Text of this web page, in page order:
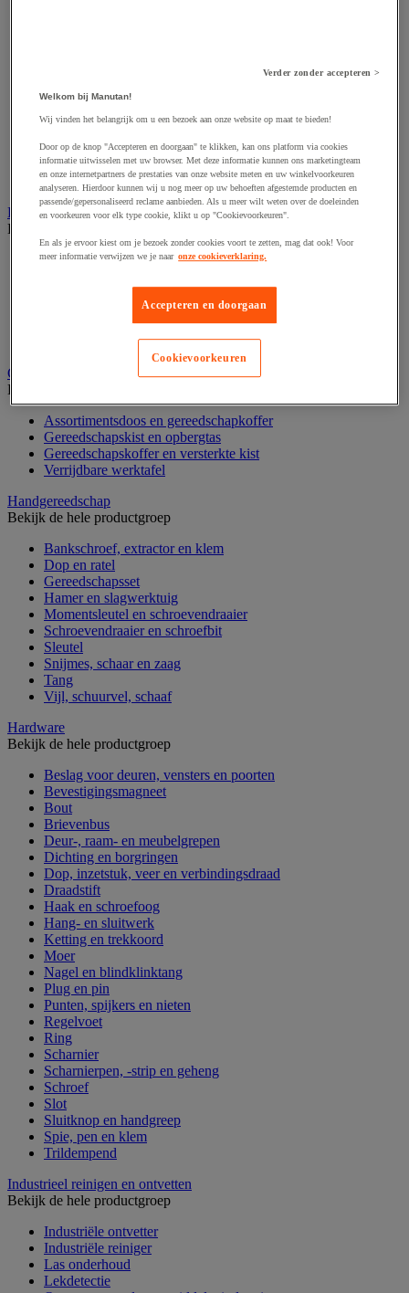
Accessoires voor schuurmachine
Accessoires voor slijpmachine
Accessoires voor snij-schuurmachine
Accessoires voor spijkermachine
Accessoires voor zaag
Elektrische toebehoren en verlichting
Bekijk de hele productgroep
Accessoires voor elektrisch schakelpaneel
Elektrische kabel
Elektrische uitrusting
Verlengsnoer, stekkerdoos en kapelhaspel
Wandcontactdoos en schakelaar
Gereedschap opbergen
Bekijk de hele productgroep
Assortimentsdoos en gereedschapkoffer
Gereedschapskist en opbergtas
Gereedschapskoffer en versterkte kist
Verrijdbare werktafel
Handgereedschap
Bekijk de hele productgroep
Bankschroef, extractor en klem
Dop en ratel
Gereedschapsset
Hamer en slagwerktuig
Momentsleutel en schroevendraaier
Schroevendraaier en schroefbit
Sleutel
Snijmes, schaar en zaag
Tang
Vijl, schuurvel, schaaf
Hardware
Bekijk de hele productgroep
Beslag voor deuren, vensters en poorten
Bevestigingsmagneet
Bout
Brievenbus
Deur-, raam- en meubelgrepen
Dichting en borgringen
Dop, inzetstuk, veer en verbindingsdraad
Draadstift
Haak en schroefoog
Hang- en sluitwerk
Ketting en trekkoord
Moer
Nagel en blindklinktang
Plug en pin
Punten, spijkers en nieten
Regelvoet
Ring
Scharnier
Scharnierpen, -strip en geheng
Schroef
Slot
Sluitknop en handgreep
Spie, pen en klem
Trildempend
Industrieel reinigen en ontvetten
Bekijk de hele productgroep
Industriële ontvetter
Industriële reiniger
Las onderhoud
Lekdetectie
Verder zonder accepteren >
Welkom bij Manutan!
Wij vinden het belangrijk om u een bezoek aan onze website op maat te bieden!
Door op de knop "Accepteren en doorgaan" te klikken, kan ons platform via cookies
informatie uitwisselen met uw browser. Met deze informatie kunnen ons marketingteam
en onze internetpartners de prestaties van onze website meten en uw winkelvoorkeuren
analyseren. Hierdoor kunnen wij u nog meer op uw behoeften afgestemde producten en
passende/gepersonaliseerd reclame aanbieden. Als u meer wilt weten over de doeleinden
en voorkeuren voor elk type cookie, klikt u op "Cookievoorkeuren".
En als je ervoor kiest om je bezoek zonder cookies voort te zetten, mag dat ook! Voor
meer informatie verwijzen we je naar onze cookieverklaring.
Accepteren en doorgaan
Cookievoorkeuren